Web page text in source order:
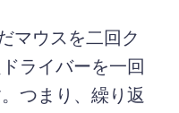
マウスを二回ク
ライバーを一回
つまり、繰り返